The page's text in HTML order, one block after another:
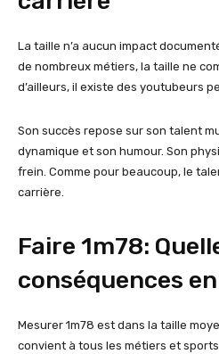
La taille n’a aucun impact
de nombreux métiers, la taille ne
d’ailleurs, il existe des youtubeurs
Son succès repose sur son talent
dynamique et son humour. Son
frein. Comme pour beaucoup, le
carrière.
Faire 1m78:
conséquences
Mesurer 1m78 est dans la taille
​convient à tous les métiers et